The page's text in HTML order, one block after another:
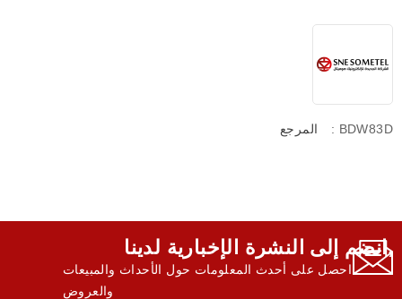
المرجع : BDW83D
انضم إلى النشرة الإخبارية لدينا,
احصل على أحدث المعلومات حول الأحداث والمبيعات
والعروض